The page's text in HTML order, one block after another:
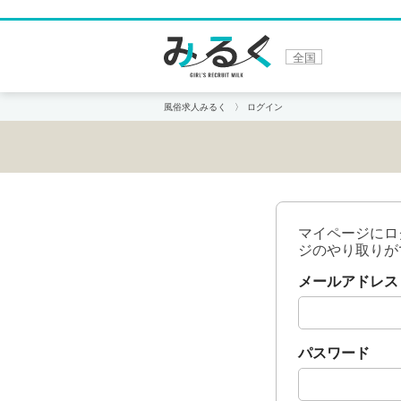
全国
風俗求人みるく ログイン
マイページに
ジのやり取りが
メールアドレス
パスワード